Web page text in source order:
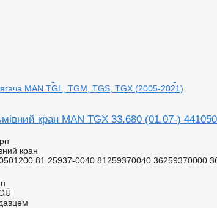
MAN TGL, TGM, TGS, TGX (2005-2021)
кран MAN TGX 33.680 (01.07-)
кран
81.25937-0040 81259370040 36259370000